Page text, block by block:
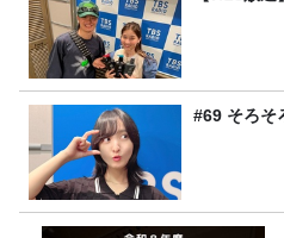
#69 そろそ